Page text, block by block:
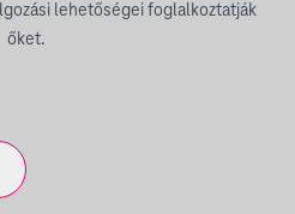
lehetőségei foglalkoztatják
őket.